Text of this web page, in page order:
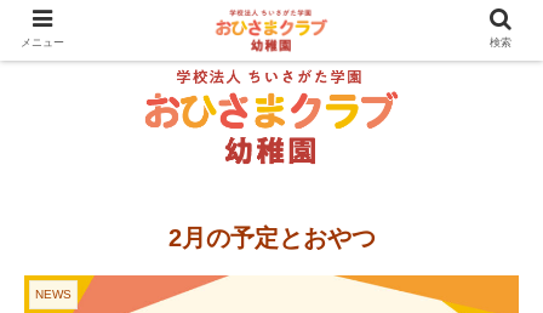
2月の予定とおやつ
NEWS
メニュー 検索